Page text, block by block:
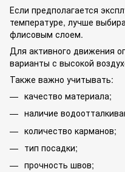
Если предполагается
температуре, лучше
флисовым слоем.
Для активного движения
варианты с высокой
Также важно учитывать:
качество материала;
наличие
количество карманов;
тип посадки;
прочность швов;